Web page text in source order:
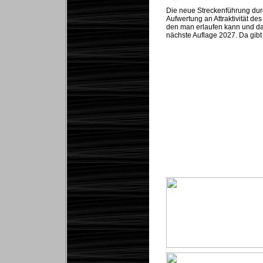
Die neue Streckenführung
Aufwertung an Attraktivität
den man erlaufen kann und
nächste Auflage 2027. Da